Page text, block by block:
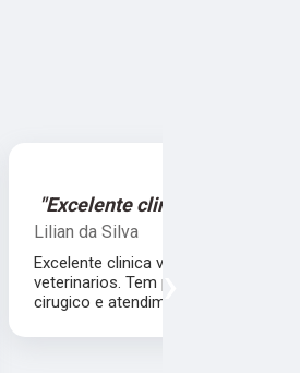
alta qualidade dos
, centro
areas.